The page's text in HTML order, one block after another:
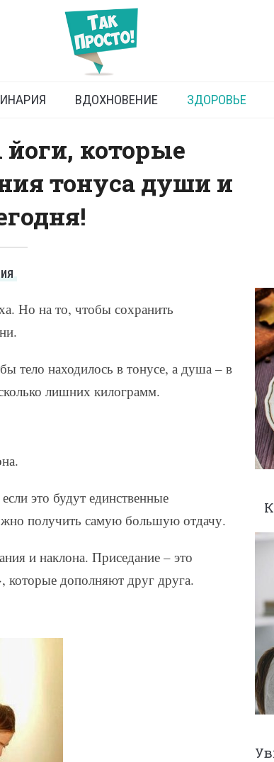
позы йоги
ВДОХНОВЕНИЕ ЗДОРОВЬЕ
которые
тонуса души и
Но на то, чтобы сохранить
тело находилось в тонусе, а душа – в
лишних килограмм.
это будут единственные
получить самую большую отдачу.
и наклона. Приседание – это
которые дополняют друг друга.